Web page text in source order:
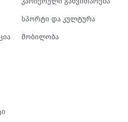
სპორტი და კულტურა
მობილობა